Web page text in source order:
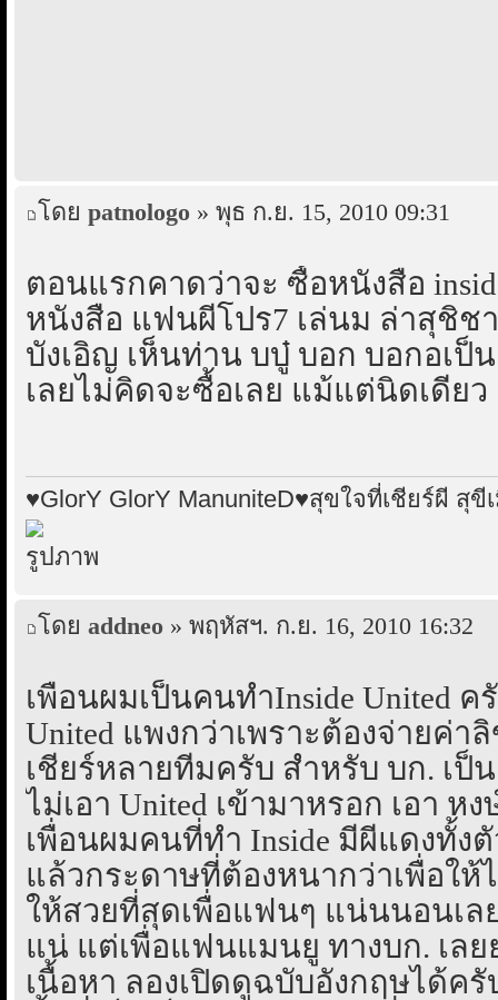
โดย patnologo » พุธ ก.ย. 15, 2010 09:31
ตอนแรกคาดว่าจะ ซื้อหนังสือ
หนังสือ แฟนผีโปร7 เล่นม ล่าสุชิช
บังเอิญ เห็นท่าน บบู๋ บอก บอกอเป็
เลยไม่คิดจะซื้อเลย แม้แต่นิดเดียว
♥GlorY GlorY ManuniteD♥สุขใจที่เชียร์ผี สุขี
โดย addneo » พฤหัสฯ. ก.ย. 16, 2010 16:32
เพื่อนผมเป็นคนทำInside United ค
United แพงกว่าเพราะต้องจ่ายค่
เชียร์หลายทีมครับ สำหรับ บก. เ
ไม่เอา United เข้ามาหรอก เอา
เพื่อนผมคนที่ทำ Inside มีผีแดงทั้ง
แล้วกระดาษที่ต้องหนากว่าเพื่อใ
ให้สวยที่สุดเพื่อแฟนๆ แน่นนอนเล
แน่ แต่เพื่อแฟนแมนยู ทางบก. เล
เนื้อหา ลองเปิดดูฉบับอังกฤษได้ครั